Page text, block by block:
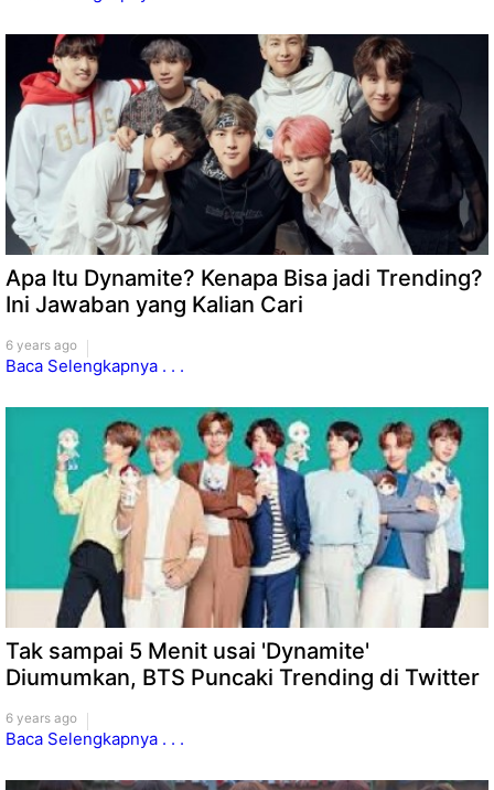
Apa Itu Dynamite? Kenapa Bisa jadi Trending?
Ini Jawaban yang Kalian Cari
6 years ago
Baca Selengkapnya . . .
Tak sampai 5 Menit usai 'Dynamite'
Diumumkan, BTS Puncaki Trending di Twitter
6 years ago
Baca Selengkapnya . . .